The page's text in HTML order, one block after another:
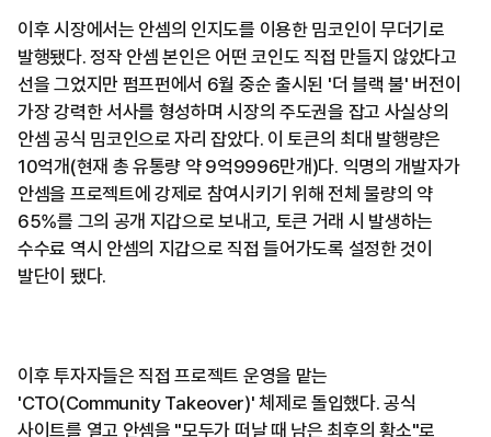
이후 시장에서는 안셈의 인지도를 이용한 밈코인이 무더기로
발행됐다. 정작 안셈 본인은 어떤 코인도 직접 만들지 않았다고
선을 그었지만 펌프펀에서 6월 중순 출시된 '더 블랙 불' 버전이
가장 강력한 서사를 형성하며 시장의 주도권을 잡고 사실상의
안셈 공식 밈코인으로 자리 잡았다. 이 토큰의 최대 발행량은
10억개(현재 총 유통량 약 9억9996만개)다. 익명의 개발자가
안셈을 프로젝트에 강제로 참여시키기 위해 전체 물량의 약
65%를 그의 공개 지갑으로 보내고, 토큰 거래 시 발생하는
수수료 역시 안셈의 지갑으로 직접 들어가도록 설정한 것이
발단이 됐다.
이후 투자자들은 직접 프로젝트 운영을 맡는
'CTO(Community Takeover)' 체제로 돌입했다. 공식
사이트를 열고 안셈을 "모두가 떠날 때 남은 최후의 황소"로